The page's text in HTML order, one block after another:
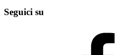
Seguici su